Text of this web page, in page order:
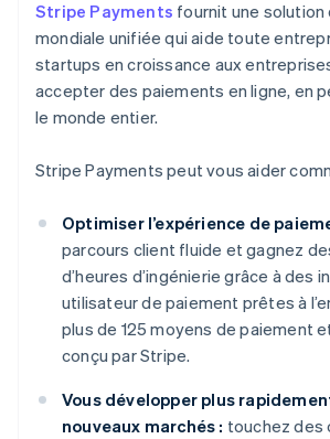
Stripe Payments fournit une
mondiale unifiée qui aide toute
startups en croissance aux
accepter des paiements en ligne, en
le monde entier.
Stripe Payments peut vous aider
Optimiser l’expérience de
parcours client fluide et gagnez
d’heures d’ingénierie grâce à des
utilisateur de paiement prêtes à
plus de 125 moyens de paiement
conçu par Stripe.
Vous développer plus
nouveaux marchés : touchez des